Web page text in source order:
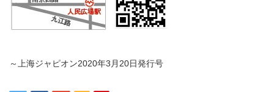
～上海ジャピオン2020年3月20日発行号